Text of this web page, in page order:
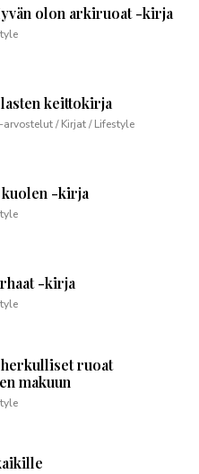
olon arkiruoat -kirja
keittokirja
/ Kirjat / Lifestyle
kuolen -kirja
-kirja
ruoat
makuun